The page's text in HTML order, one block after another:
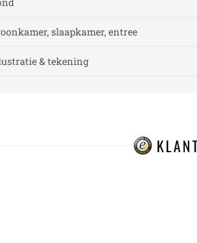
slaapkamer, entree
& tekening